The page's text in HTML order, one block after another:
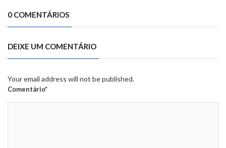
0 COMENTÁRIOS
DEIXE UM COMENTÁRIO
Your email address will not be published.
Comentário*